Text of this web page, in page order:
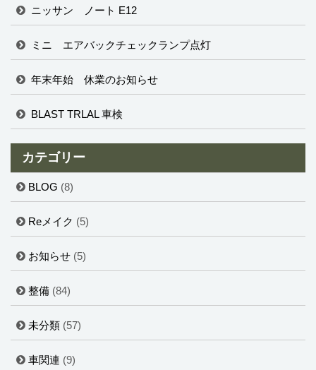
ニッサン ノート E12
ミニ エアバックチェックランプ点灯
年末年始 休業のお知らせ
BLAST TRLAL 車検
カテゴリー
BLOG (8)
Reメイク (5)
お知らせ (5)
整備 (84)
未分類 (57)
車関連 (9)